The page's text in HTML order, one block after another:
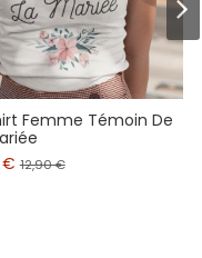
Femme Témoin De
€12,90 €